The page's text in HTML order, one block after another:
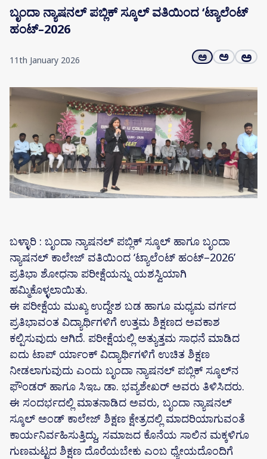
ಬೃಂದಾ ನ್ಯಾಷನಲ್ ಪಬ್ಲಿಕ್ ಸ್ಕೂಲ್ ವತಿಯಿಂದ ‘ಟ್ಯಾಲೆಂಟ್
ಹಂಟ್–2026
11th January 2026 ಅ ಅ ಅ
ಬಳ್ಳಾರಿ : ಬೃಂದಾ ನ್ಯಾಷನಲ್ ಪಬ್ಲಿಕ್ ಸ್ಕೂಲ್ ಹಾಗೂ ಬೃಂದಾ
ನ್ಯಾಷನಲ್ ಕಾಲೇಜ್ ವತಿಯಿಂದ ‘ಟ್ಯಾಲೆಂಟ್ ಹಂಟ್–2026’
ಪ್ರತಿಭಾ ಶೋಧನಾ ಪರೀಕ್ಷೆಯನ್ನು ಯಶಸ್ವಿಯಾಗಿ
ಹಮ್ಮಿಕೊಳ್ಳಲಾಯಿತು.
ಈ ಪರೀಕ್ಷೆಯ ಮುಖ್ಯ ಉದ್ದೇಶ ಬಡ ಹಾಗೂ ಮಧ್ಯಮ ವರ್ಗದ
ಪ್ರತಿಭಾವಂತ ವಿದ್ಯಾರ್ಥಿಗಳಿಗೆ ಉತ್ತಮ ಶಿಕ್ಷಣದ ಅವಕಾಶ
ಕಲ್ಪಿಸುವುದು ಆಗಿದೆ. ಪರೀಕ್ಷೆಯಲ್ಲಿ ಅತ್ಯುತ್ತಮ ಸಾಧನೆ ಮಾಡಿದ
ಐದು ಟಾಪ್ ರ್ಯಾಂಕ್ ವಿದ್ಯಾರ್ಥಿಗಳಿಗೆ ಉಚಿತ ಶಿಕ್ಷಣ
ನೀಡಲಾಗುವುದು ಎಂದು ಬೃಂದಾ ನ್ಯಾಷನಲ್ ಪಬ್ಲಿಕ್ ಸ್ಕೂಲ್‌ನ
ಫೌಂಡರ್ ಹಾಗೂ ಸಿಇಒ ಡಾ. ಭವ್ಯಶೇಖರ್ ಅವರು ತಿಳಿಸಿದರು.
ಈ ಸಂದರ್ಭದಲ್ಲಿ ಮಾತನಾಡಿದ ಅವರು, ಬೃಂದಾ ನ್ಯಾಷನಲ್
ಸ್ಕೂಲ್ ಅಂಡ್ ಕಾಲೇಜ್ ಶಿಕ್ಷಣ ಕ್ಷೇತ್ರದಲ್ಲಿ ಮಾದರಿಯಾಗುವಂತೆ
ಕಾರ್ಯನಿರ್ವಹಿಸುತ್ತಿದ್ದು, ಸಮಾಜದ ಕೊನೆಯ ಸಾಲಿನ ಮಕ್ಕಳಿಗೂ
ಗುಣಮಟ್ಟದ ಶಿಕ್ಷಣ ದೊರೆಯಬೇಕು ಎಂಬ ಧ್ಯೇಯದೊಂದಿಗೆ